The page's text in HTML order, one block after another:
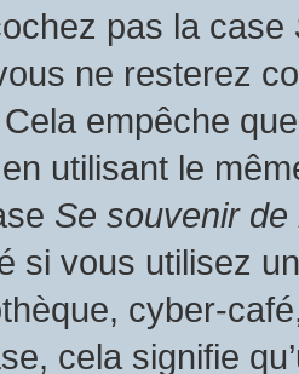
pas la case
ne resterez
empêche
utilisant le
Se souvenir de
si vous utilisez
cyber-
cela signifie